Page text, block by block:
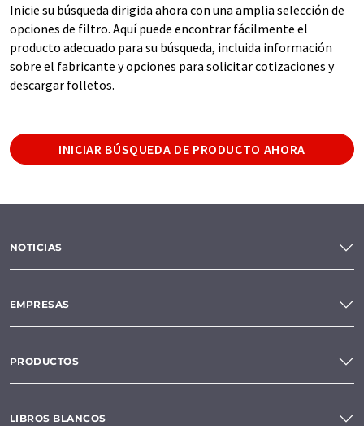
Inicie su búsqueda dirigida ahora con una amplia selección de
opciones de filtro. Aquí puede encontrar fácilmente el
producto adecuado para su búsqueda, incluida información
sobre el fabricante y opciones para solicitar cotizaciones y
descargar folletos.
INICIAR BÚSQUEDA DE PRODUCTO AHORA
NOTICIAS
EMPRESAS
PRODUCTOS
LIBROS BLANCOS